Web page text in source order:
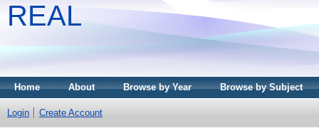
REAL
Home About Browse by Year Browse by Subject
Login Create Account